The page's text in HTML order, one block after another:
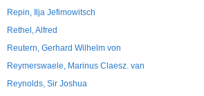
Repin, Ilja Jefimowitsch
Rethel, Alfred
Reutern, Gerhard Wilhelm von
Reymerswaele, Marinus Claesz. van
Reynolds, Sir Joshua